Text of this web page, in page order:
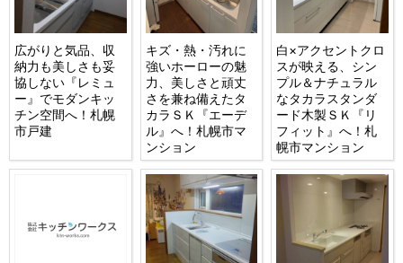
広がりと気品、収
納力も美しさも妥
協しない『レミュ
ー』でモダンキッ
チン空間へ！札幌
市戸建
キズ・熱・汚れに
強いホーローの魅
力、美しさと頑丈
さを兼ね備えたタ
カラＳＫ『エーデ
ル』へ！札幌市マ
ンション
白×アクセントクロ
スが映える、シン
プル＆ナチュラル
なタカラスタンダ
ード木製ＳＫ『リ
フィット』へ！札
幌市マンション